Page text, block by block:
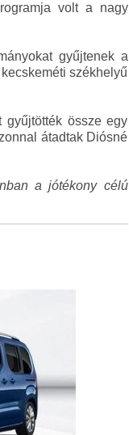
volt a nagy
gyűjtenek a
székhelyű
gyűjtötték össze egy
átadtak Diósné
a jótékony célú